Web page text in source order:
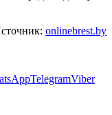
onlinebrest.by
TelegramViber